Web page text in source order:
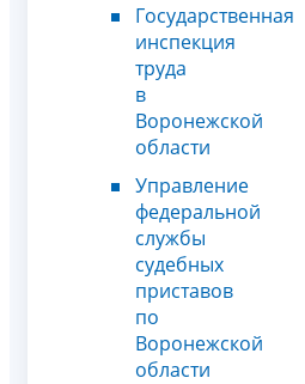
Государственная
инспекция
труда
в
Воронежской
области
Управление
федеральной
службы
судебных
приставов
по
Воронежской
области